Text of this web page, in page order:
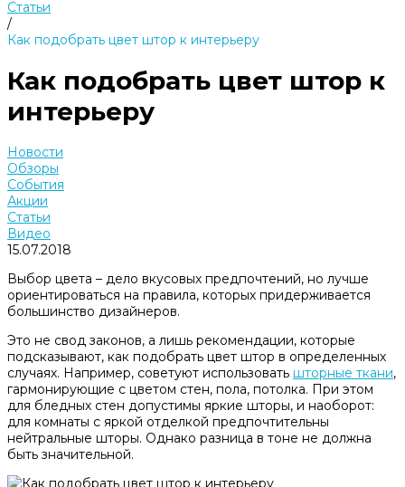
Статьи
/
Как подобрать цвет штор к интерьеру
Как подобрать цвет штор к
интерьеру
Новости
Обзоры
События
Акции
Статьи
Видео
15.07.2018
Выбор цвета – дело вкусовых предпочтений, но лучше
ориентироваться на правила, которых придерживается
большинство дизайнеров.
Это не свод законов, а лишь рекомендации, которые
подсказывают, как подобрать цвет штор в определенных
случаях. Например, советуют использовать шторные ткани,
гармонирующие с цветом стен, пола, потолка. При этом
для бледных стен допустимы яркие шторы, и наоборот:
для комнаты с яркой отделкой предпочтительны
нейтральные шторы. Однако разница в тоне не должна
быть значительной.